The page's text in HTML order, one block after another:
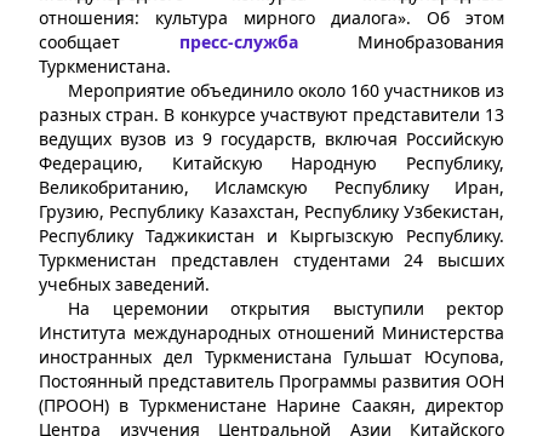
отношения: культура мирного диалога». Об этом
сообщает пресс-служба Минобразования
Туркменистана.
Мероприятие объединило около 160 участников из
разных стран. В конкурсе участвуют представители 13
ведущих вузов из 9 государств, включая Российскую
Федерацию, Китайскую Народную Республику,
Великобританию, Исламскую Республику Иран,
Грузию, Республику Казахстан, Республику Узбекистан,
Республику Таджикистан и Кыргызскую Республику.
Туркменистан представлен студентами 24 высших
учебных заведений.
На церемонии открытия выступили ректор
Института международных отношений Министерства
иностранных дел Туркменистана Гульшат Юсупова,
Постоянный представитель Программы развития ООН
(ПРООН) в Туркменистане Нарине Саакян, директор
Центра изучения Центральной Азии Китайского